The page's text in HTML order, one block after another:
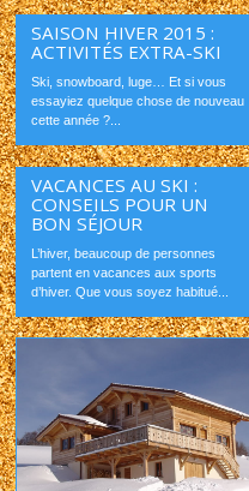
SAISON HIVER 2015 :
ACTIVITÉS EXTRA-SKI
Ski, snowboard, luge… Et si vous
essayiez quelque chose de nouveau
cette année ?...
VACANCES AU SKI :
CONSEILS POUR UN
BON SÉJOUR
L’hiver, beaucoup de personnes
partent en vacances aux sports
d’hiver. Que vous soyez habitué...